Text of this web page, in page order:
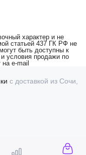
характер и не
статьей 437 ГК РФ не
быть доступны к
и условия продажи по
e-mail
с доставкой из Сочи,